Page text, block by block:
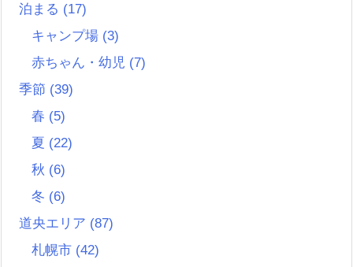
泊まる (17)
キャンプ場 (3)
赤ちゃん・幼児 (7)
季節 (39)
春 (5)
夏 (22)
秋 (6)
冬 (6)
道央エリア (87)
札幌市 (42)